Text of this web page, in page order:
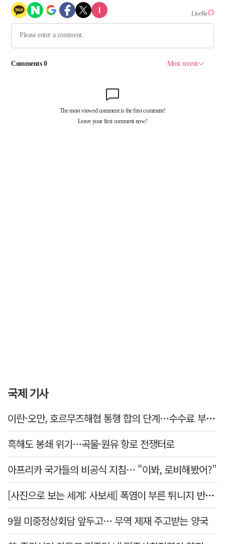
국제 기사
이란-오만, 호르무즈해협 통행 합의 단계…수수료 부과되나
흑해도 봉쇄 위기…곡물·원유 항로 전쟁터로
아프리카 국가들의 비공식 지침… "이봐, 로비해봤어?"
[사진으로 보는 세계: 사보세] 폭염이 부른 튀니지 반정부 시위
9월 미중정상회담 앞두고… 무역 제재 주고받는 양국